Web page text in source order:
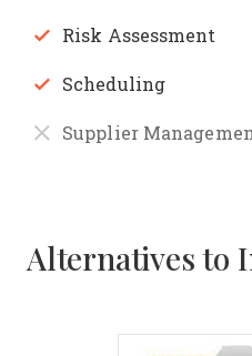
Risk Assessment
Scheduling
Supplier
Alternatives to